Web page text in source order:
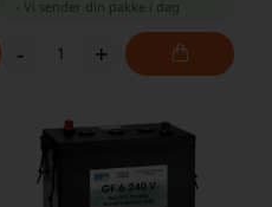
Vi sender din pakke i dag
- +